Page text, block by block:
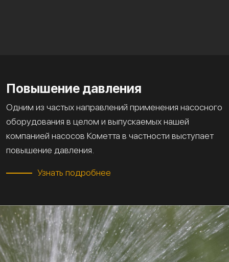
Повышение давления
Одним из частых направлений применения насосного
оборудования в целом и выпускаемых нашей
компанией насосов Кометта в частности выступает
повышение давления.
Узнать подробнее